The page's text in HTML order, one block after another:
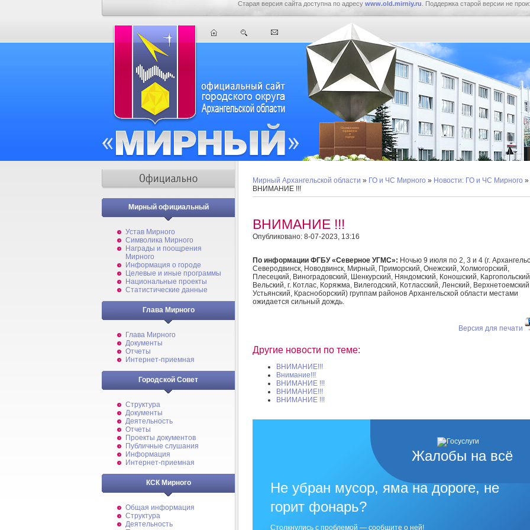
Старая версия сайта доступна по адресу www.old.mirniy.ru . Поддержка старой версии не
Мирный официальный
Устав Мирного
Символика Мирного
Награды и поощрения
Мирного
Информация о городе
Целевые и иные программы
Национальные проекты
Статистические данные
Глава Мирного
Глава Мирного
Документы
Отчеты
Интернет-приемная
Городской Совет
Структура
Документы
Деятельность
Отчеты
Проекты документов
Публичные слушания
Информация
Интернет-приемная
КСК Мирного
Общая информация
Структура
Деятельность
Мирный Архангельской области » ГО и ЧС Мирного » Новости: ГО и ЧС Мирного »
ВНИМАНИЕ !!!
ВНИМАНИЕ !!!
Опубликовано: 8-07-2023, 13:16
По информации ФГБУ «Северное УГМС»: Ночью 9 июля по 2, 3 и 4 (г.
Северодвинск, Новодвинск, Мирный, Приморский, Онежский, Холмогорский,
Плесецкий, Виноградовский, Шенкурский, Няндомский, Коношский,
Вельский, г. Котлас, Коряжма, Вилегодский, Котласский, Ленский,
Устьянский, Красноборский) группам районов Архангельской области местами
ожидается сильный дождь.
Версия для печати
Другие новости по теме:
ВНИМАНИЕ!!!
Внимание!!!
ВНИМАНИЕ !!!
ВНИМАНИЕ!!!
ВНИМАНИЕ !!!
Жалобы на всё
Не убран мусор, яма на дороге, не
горит фонарь?
Столкнулись с проблемой — сообщите о ней!